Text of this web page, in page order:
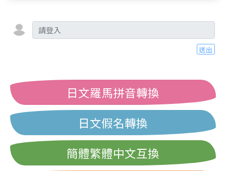
送出
日文羅馬拼音轉換
日文假名轉換
簡體繁體中文互換